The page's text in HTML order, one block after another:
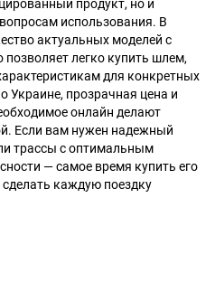
продукт, но и
использования. В
актуальных моделей с
легко купить шлем,
для конкретных
Украине, прозрачная цена и
онлайн делают
Если вам нужен надежный
трассы с оптимальным
— самое время купить его
каждую поездку